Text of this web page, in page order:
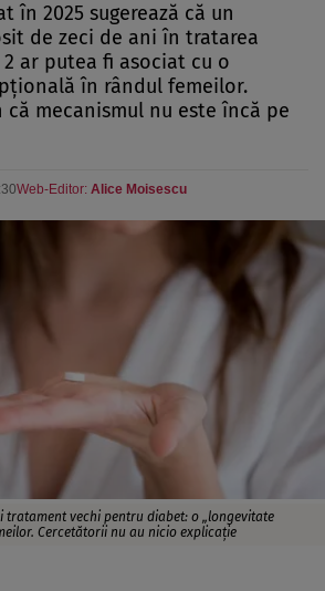
în 2025 sugerează că un
de zeci de ani în tratarea
ar putea fi asociat cu o
în rândul femeilor.
mecanismul nu este încă pe
Web-Editor: Alice Moisescu
tratament vechi pentru diabet: o „longevitate
Cercetătorii nu au nicio explicație